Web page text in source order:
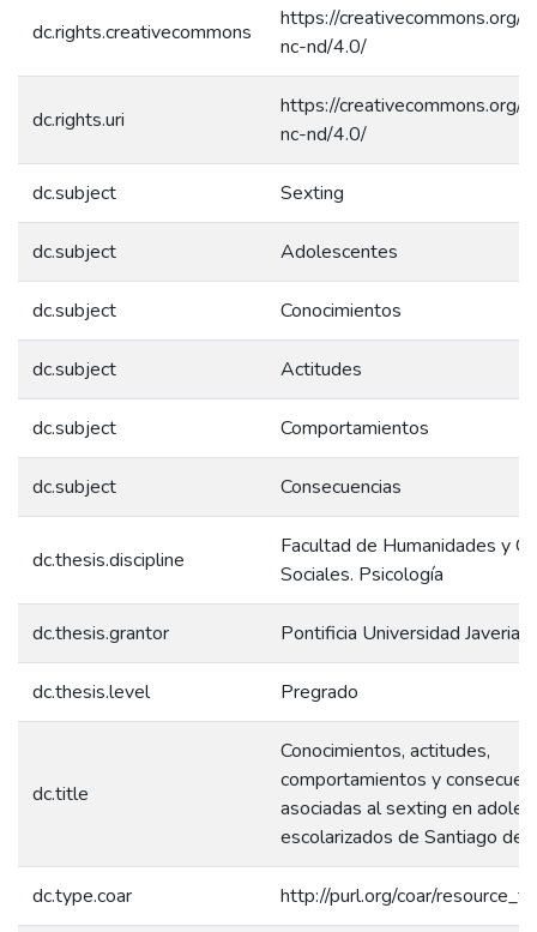
dc.rights.creativecommons
https://creativecommons.org/
nc-nd/4.0/
dc.rights.uri
https://creativecommons.org/
nc-nd/4.0/
dc.subject Sexting
dc.subject Adolescentes
dc.subject Conocimientos
dc.subject Actitudes
dc.subject Comportamientos
dc.subject Consecuencias
dc.thesis.discipline
Facultad de Humanidades y
Sociales. Psicología
dc.thesis.grantor Pontificia Universidad
dc.thesis.level Pregrado
dc.title
Conocimientos, actitudes,
comportamientos y
asociadas al sexting en
escolarizados de Santiago de
dc.type.coar http://purl.org/coar/